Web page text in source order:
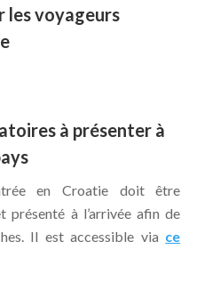
les voyageurs
à présenter à
en Croatie doit être
présenté à l’arrivée afin de
Il est accessible via ce